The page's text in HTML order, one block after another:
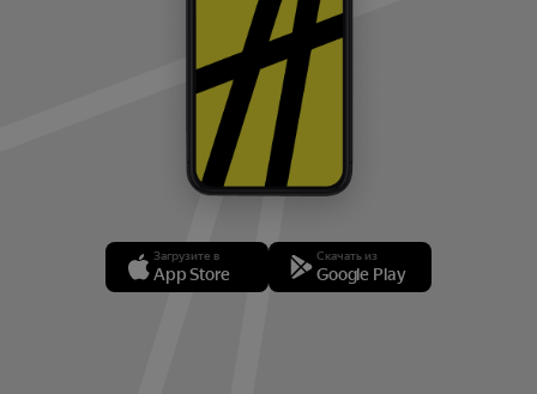
Загрузите в
App Store
Скачать из
Google Play